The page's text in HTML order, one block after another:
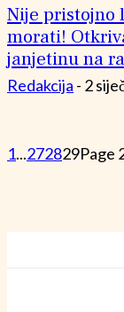
Nije pristojno
morati!
janjetinu na
Redakcija - 2
1...272829Page